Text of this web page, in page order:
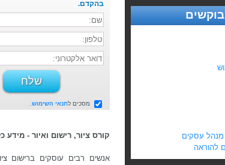
להוראה
בהקדם.
מסכים לתנאי השימוש
קורס ציור, רישום ואיור - מידע
אנשים רבים עוסקים ברישום